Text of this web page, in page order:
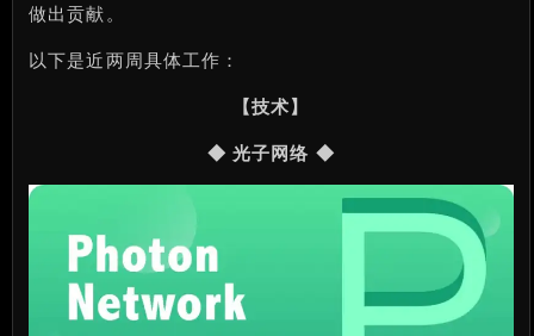
做出贡献。
以下是近两周具体工作：
【技术】
◆ 光子网络 ◆